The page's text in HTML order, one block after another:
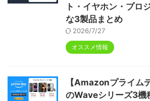
ト・イヤホン・プロ
な3製品まとめ
2026/7/27
オススメ情報
【Amazonプライ
のWaveシリーズ3機